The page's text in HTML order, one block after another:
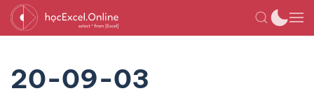
20-09-03